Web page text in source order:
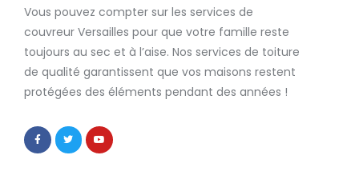
Vous pouvez compter sur les services de
couvreur Versailles pour que votre famille reste
toujours au sec et à l’aise. Nos services de toiture
de qualité garantissent que vos maisons restent
protégées des éléments pendant des années !